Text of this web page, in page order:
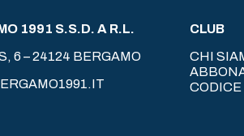
1991 S.S.D. A R.L.
6 – 24124 BERGAMO
CLUB
CHI